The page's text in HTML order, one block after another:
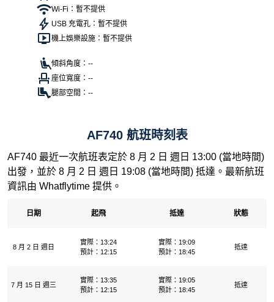
Wi-Fi：暫不提供
USB 充電孔：暫不提供
機上娛樂設施：暫不提供
傾斜角度：--
座位寬度：--
腿部空間：--
AF740 航班時刻表
AF740 最近一次航班表定於 8 月 2 日 週日 13:00 (當地時間)
出發，並於 8 月 2 日 週日 19:08 (當地時間) 抵達。最新航班
資訊由 Whatflytime 提供。
日期 起飛 抵達 狀態
8 月 2 日 週日
實際：13:24
預計：12:15
實際：19:09
預計：18:45
抵達
7 月 15 日 週三
實際：13:35
預計：12:15
實際：19:05
預計：18:45
抵達